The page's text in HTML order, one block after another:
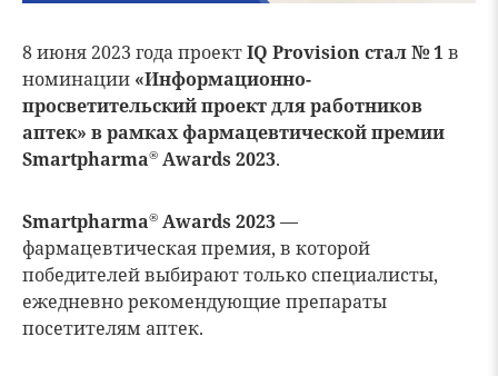
8 июня 2023 года проектIQ Provision стал № 1в
номинации «Информационно-
просветительский проект для работников
аптек» в рамках фармацевтической премии
Smartpharma® Awards 2023.
Smartpharma® Awards 2023—
фармацевтическая премия, в которой
победителей выбирают только специалисты,
ежедневно рекомендующие препараты
посетителям аптек.